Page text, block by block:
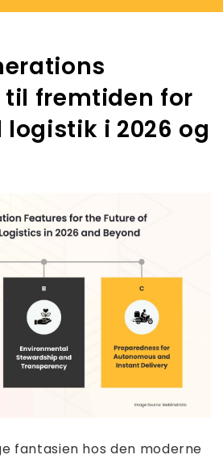
fremtiden for
i 2026 og
fantasien hos den moderne